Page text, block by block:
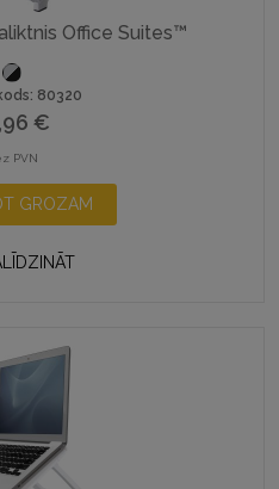
Office Suites™
80320
€
PVN
GROZAM